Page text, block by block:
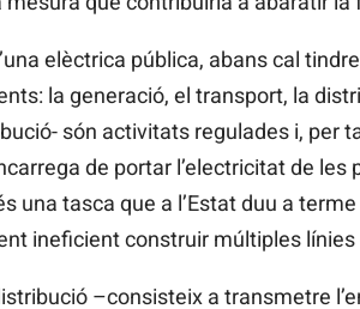
elèctrica pública, abans cal
la generació, el transport, la
són activitats regulades i, per
de portar l’electricitat de
una tasca que a l’Estat duu a
ineficient construir múltiples
–consisteix a transmetre